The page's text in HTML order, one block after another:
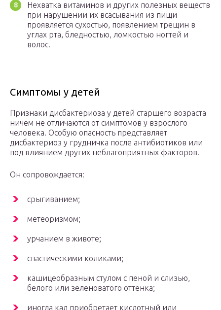
Нехватка витаминов и других полезных веществ
при нарушении их всасывания из пищи
проявляется сухостью, появлением трещин в
углах рта, бледностью, ломкостью ногтей и
волос.
Симптомы у детей
Признаки дисбактериоза у детей старшего возраста
ничем не отличаются от симптомов у взрослого
человека. Особую опасность представляет
дисбактериоз у грудничка после антибиотиков или
под влиянием других неблагоприятных факторов.
Он сопровождается:
срыгиванием;
метеоризмом;
урчанием в животе;
спастическими коликами;
кашицеобразным стулом с пеной и слизью,
белого или зеленоватого оттенка;
иногда кал приобретает кислотный или